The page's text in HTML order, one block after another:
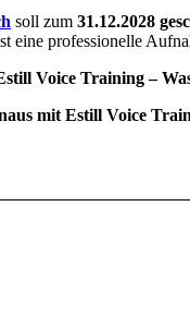
soll zum 31.12.2028
eine professionelle
Voice Training –
mit Estill Voice